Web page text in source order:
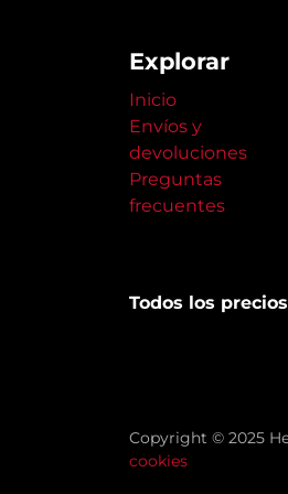
Explorar
Inicio
Envíos y
devoluciones
Preguntas
frecuentes
Todos los
Copyright © 2025
cookies